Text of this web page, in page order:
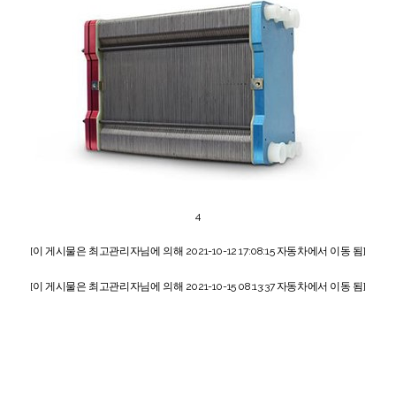
4
[이 게시물은 최고관리자님에 의해 2021-10-12 17:08:15 자동차에서 이동 됨]
[이 게시물은 최고관리자님에 의해 2021-10-15 08:13:37 자동차에서 이동 됨]